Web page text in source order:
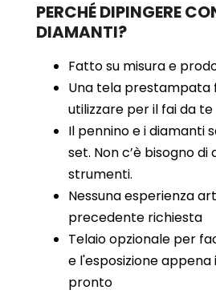
PERCHÉ DIPINGERE
DIAMANTI?
Fatto su misura e
Una tela prestampata
utilizzare per il fai da te
Il pennino e i diamanti
set. Non c’è bisogno
strumenti.
Nessuna esperienza
precedente richiesta
Telaio opzionale per
e l'esposizione appena
pronto